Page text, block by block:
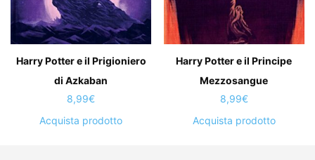
Harry Potter e il Prigioniero
di Azkaban
8,99€
Acquista prodotto
Harry Potter e il Principe
Mezzosangue
8,99€
Acquista prodotto